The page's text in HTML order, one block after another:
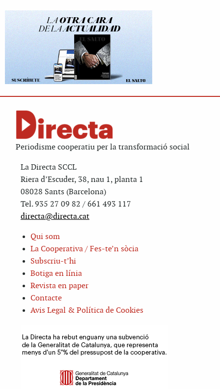
Periodisme cooperatiu per la transformació social
La Directa SCCL
Riera d’Escuder, 38, nau 1, planta 1
08028 Sants (Barcelona)
Tel. 935 27 09 82 / 661 493 117
directa@directa.cat
Qui som
La Cooperativa / Fes-te’n sòcia
Subscriu-t’hi
Botiga en línia
Revista en paper
Contacte
Avis Legal & Política de Cookies